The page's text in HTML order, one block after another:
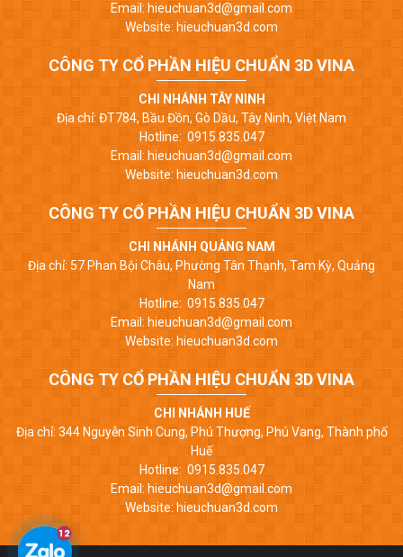
Email: hieuchuan3d@gmail.com
Website: hieuchuan3d.com
CÔNG TY CỔ PHẦN HIỆU CHUẨN 3D VINA
CHI NHÁNH TÂY NINH
Địa chỉ: ĐT784, Bầu Đồn, Gò Dầu, Tây Ninh, Việt Nam
Hotline: 0915.835.047
Email: hieuchuan3d@gmail.com
Website: hieuchuan3d.com
CÔNG TY CỔ PHẦN HIỆU CHUẨN 3D VINA
CHI NHÁNH QUẢNG NAM
Địa chỉ: 57 Phan Bội Châu, Phường Tân Thạnh, Tam Kỳ, Quảng
Nam
Hotline: 0915.835.047
Email: hieuchuan3d@gmail.com
Website: hieuchuan3d.com
CÔNG TY CỔ PHẦN HIỆU CHUẨN 3D VINA
CHI NHÁNH HUẾ
Địa chỉ: 344 Nguyễn Sinh Cung, Phú Thượng, Phú Vang, Thành phố
Huế
Hotline: 0915.835.047
Email: hieuchuan3d@gmail.com
Website: hieuchuan3d.com